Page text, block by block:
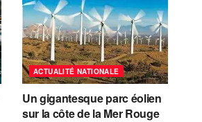
ACTUALITÉ NATIONALE
Un gigantesque parc éolien
sur la côte de la Mer Rouge